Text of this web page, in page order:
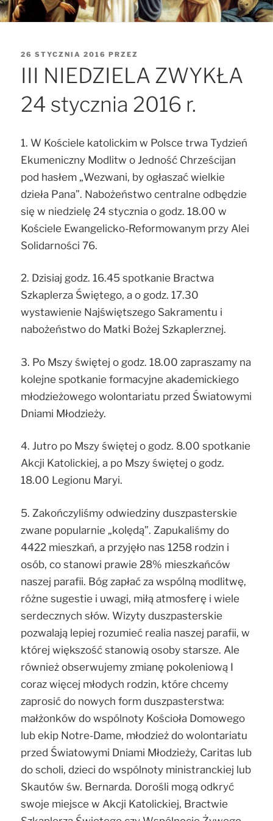
OPUBLIKOWANE
26 STYCZNIA 2016 PRZEZ
III NIEDZIELA ZWYKŁA
24 stycznia 2016 r.
1. W Kościele katolickim w Polsce trwa Tydzień
Ekumeniczny Modlitw o Jedność Chrześcijan
pod hasłem „Wezwani, by ogłaszać wielkie
dzieła Pana”. Nabożeństwo centralne odbędzie
się w niedzielę 24 stycznia o godz. 18.00 w
Kościele Ewangelicko-Reformowanym przy Alei
Solidarności 76.
2. Dzisiaj godz. 16.45 spotkanie Bractwa
Szkaplerza Świętego, a o godz. 17.30
wystawienie Najświętszego Sakramentu i
nabożeństwo do Matki Bożej Szkaplerznej.
3. Po Mszy świętej o godz. 18.00 zapraszamy na
kolejne spotkanie formacyjne akademickiego
młodzieżowego wolontariatu przed Światowymi
Dniami Młodzieży.
4. Jutro po Mszy świętej o godz. 8.00 spotkanie
Akcji Katolickiej, a po Mszy świętej o godz.
18.00 Legionu Maryi.
5. Zakończyliśmy odwiedziny duszpasterskie
zwane popularnie „kolędą”. Zapukaliśmy do
4422 mieszkań, a przyjęło nas 1258 rodzin i
osób, co stanowi prawie 28% mieszkańców
naszej parafii. Bóg zapłać za wspólną modlitwę,
różne sugestie i uwagi, miłą atmosferę i wiele
serdecznych słów. Wizyty duszpasterskie
pozwalają lepiej rozumieć realia naszej parafii, w
której większość stanowią osoby starsze. Ale
również obserwujemy zmianę pokoleniową I
coraz więcej młodych rodzin, które chcemy
zaprosić do nowych form duszpasterstwa:
małżonków do wspólnoty Kościoła Domowego
lub ekip Notre-Dame, młodzież do wolontariatu
przed Światowymi Dniami Młodzieży, Caritas lub
do scholi, dzieci do wspólnoty ministranckiej lub
Skautów św. Bernarda. Dorośli mogą odkryć
swoje miejsce w Akcji Katolickiej, Bractwie